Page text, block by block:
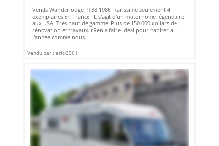
Vends Wanderlodge PT38 1986. Rarissime seulement 4
exemplaires en France. IL s'agit d'un motorhome légendaire
aux USA. Tres haut de gamme. Plus de 150 000 dollars de
rénovation et travaux. rRen a faire ideal pour habiter a
l'année comme nous.
Vendu par : eric-3961